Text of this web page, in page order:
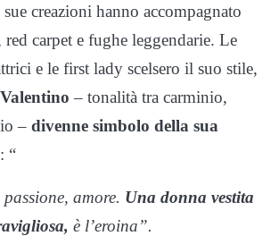
sue creazioni hanno accompagnato
carpet e fughe leggendarie. Le
e le first lady scelsero il suo stile,
– tonalità tra carminio,
– divenne simbolo della sua
: “
amore. Una donna vestita
è l’eroina”.